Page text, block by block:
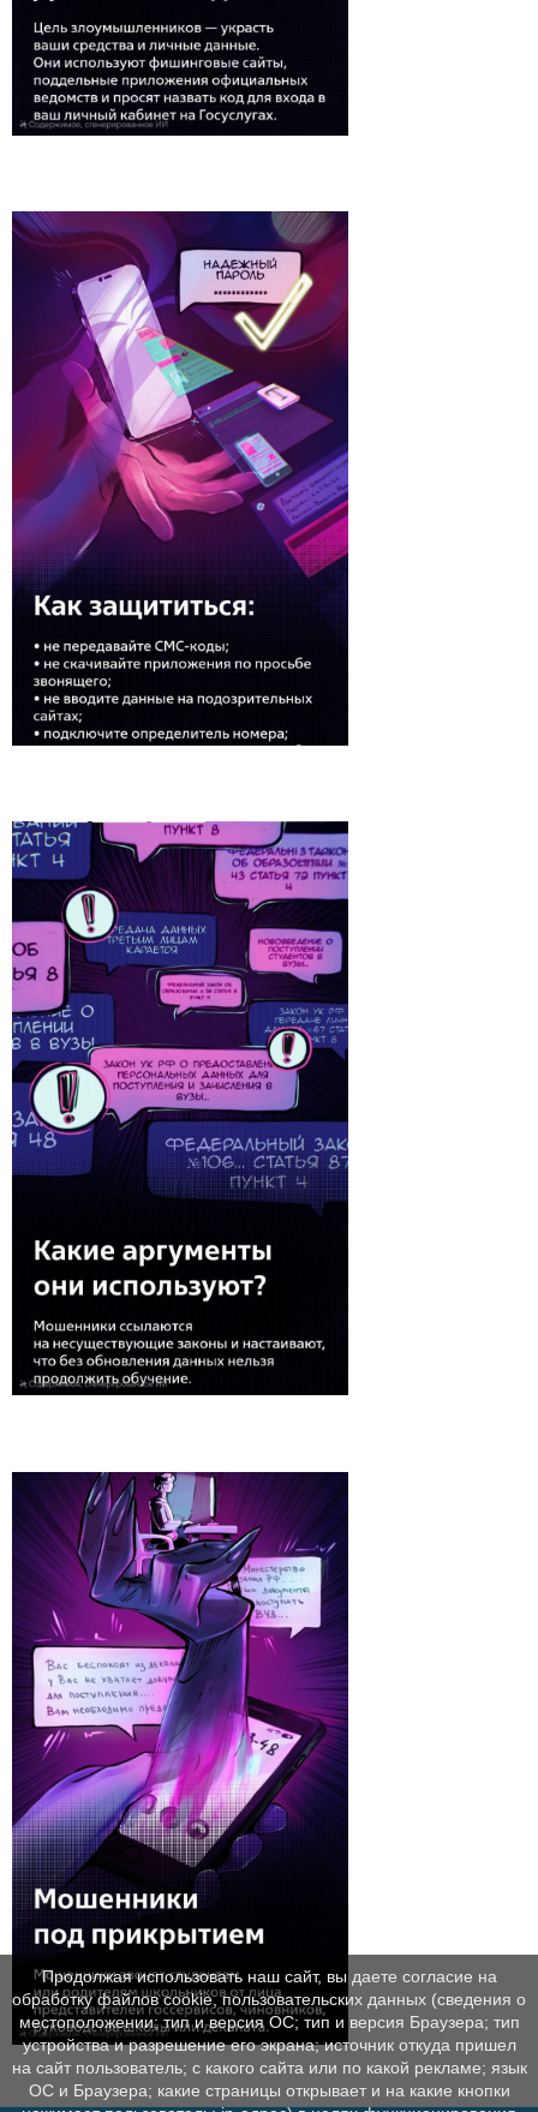
Продолжая использовать наш сайт, вы даете согласие на
обработку файлов cookie, пользовательских данных (сведения о
местоположении; тип и версия ОС; тип и версия Браузера; тип
устройства и разрешение его экрана; источник откуда пришел
на сайт пользователь; с какого сайта или по какой рекламе; язык
ОС и Браузера; какие страницы открывает и на какие кнопки